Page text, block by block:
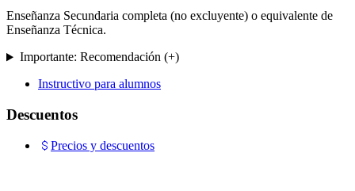
Enseñanza Secundaria completa (no excluyente) o equivalente de
Enseñanza Técnica.
Importante: Recomendación (+)
Instructivo para alumnos
Descuentos
Precios y descuentos